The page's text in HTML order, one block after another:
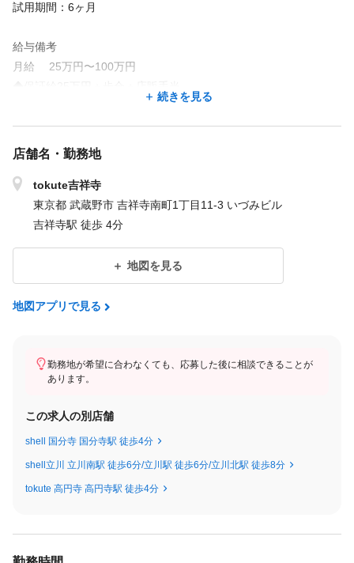
試用期間：6ヶ月
給与備考
月給 25万円〜100万円
◆指名技術売上還元 45％ フリー技術売上30%
※保障給と歩合給どちらか高い方を支給
◆固定残業代：21時間分 3万円
◆役職手当
◆通勤手当 （上限2万円）
入社して何年か：3年目
現在の給与：月60万円
経験者：前職のお給料保証
・保証給23万円＋歩合2万円
例：売上30万/月→給料25万+店販
売上100万/月→給料40万+店販
続きを見る
店舗名・勤務地
tokute吉祥寺
東京都 武蔵野市 吉祥寺南町1丁目11-3 いづみビル
吉祥寺駅 徒歩 4分
地図を見る
地図アプリで見る
勤務地が希望に合わなくても、応募した後に相談できることが
あります。
この求人の別店舗
shell 国分寺 国分寺駅 徒歩4分
shell立川 立川南駅 徒歩6分/立川駅 徒歩6分/立川北駅 徒歩8分
tokute 高円寺 高円寺駅 徒歩4分